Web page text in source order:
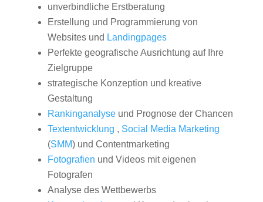
unverbindliche Erstberatung
Erstellung und Programmierung von
Websites und Landingpages
Perfekte geografische Ausrichtung auf Ihre
Zielgruppe
strategische Konzeption und kreative
Gestaltung
Rankinganalyseund Prognose der Chancen
Textentwicklung , Social Media Marketing
(SMM) und Contentmarketing
Fotografien und Videos mit eigenen
Fotografen
Analyse des Wettbewerbs